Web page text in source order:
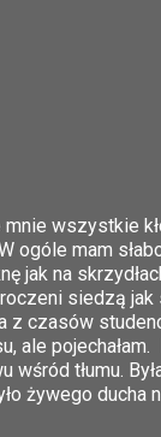
wszystkie
ogóle mam
jak na
siedzą
czasów
ale
tłumu.
żywego ducha